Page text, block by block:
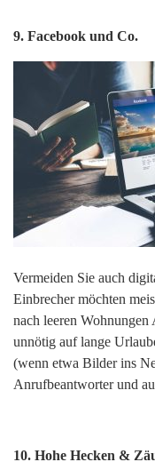
9. Facebook und Co.
Vermeiden Sie auch
Einbrecher möchten
nach leeren Wohnungen
unnötig auf lange
(wenn etwa Bilder ins
Anrufbeantworter und
10. Hohe Hecken &